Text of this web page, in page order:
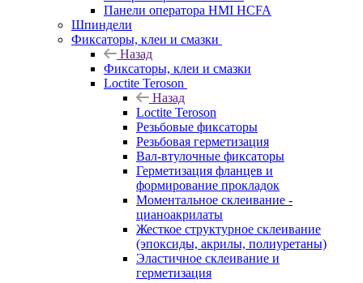
Панели оператора HMI HCFA
Шпиндели
Фиксаторы, клеи и смазки
Назад
Фиксаторы, клеи и смазки
Loctite Teroson
Назад
Loctite Teroson
Резьбовые фиксаторы
Резьбовая герметизация
Вал-втулочные фиксаторы
Герметизация фланцев и
формирование прокладок
Моментальное склеивание -
цианоакрилаты
Жесткое структурное склеивание
(эпоксиды, акрилы, полиуретаны)
Эластичное склеивание и
герметизация